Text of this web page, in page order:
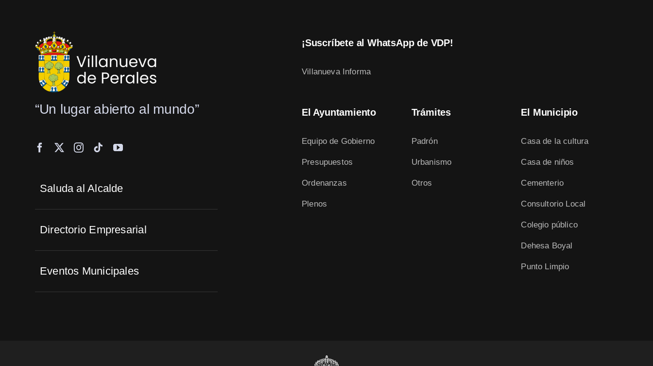
“Un lugar abierto al mundo”
Saluda al Alcalde
Directorio Empresarial
Eventos Municipales
¡Suscríbete al WhatsApp de VDP!
Villanueva Informa
El Ayuntamiento
Equipo de Gobierno
Presupuestos
Ordenanzas
Plenos
Trámites
Padrón
Urbanismo
Otros
El Municipio
Casa de la cultura
Casa de niños
Cementerio
Consultorio Local
Colegio público
Dehesa Boyal
Punto Limpio